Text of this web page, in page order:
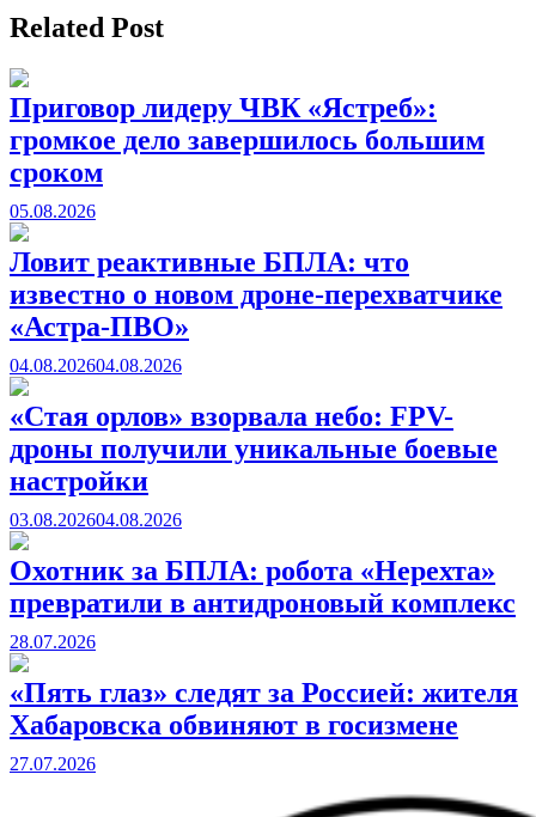
Related Post
Приговор лидеру ЧВК «Ястреб»:
громкое дело завершилось большим
сроком
05.08.2026
Ловит реактивные БПЛА: что
известно о новом дроне-перехватчике
«Астра-ПВО»
04.08.202604.08.2026
«Стая орлов» взорвала небо: FPV-
дроны получили уникальные боевые
настройки
03.08.202604.08.2026
Охотник за БПЛА: робота «Нерехта»
превратили в антидроновый комплекс
28.07.2026
«Пять глаз» следят за Россией: жителя
Хабаровска обвиняют в госизмене
27.07.2026